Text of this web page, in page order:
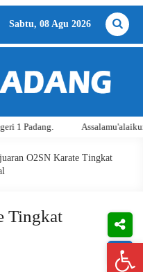
Sabtu, 08 Agu 2026
Assalamu'alaikum
O2SN Karate Tingkat
Tingkat